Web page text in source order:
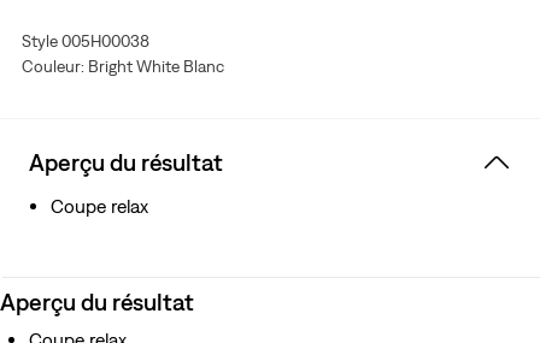
Style 005H00038
Couleur: Bright White Blanc
Aperçu du résultat
Coupe relax
Aperçu du résultat